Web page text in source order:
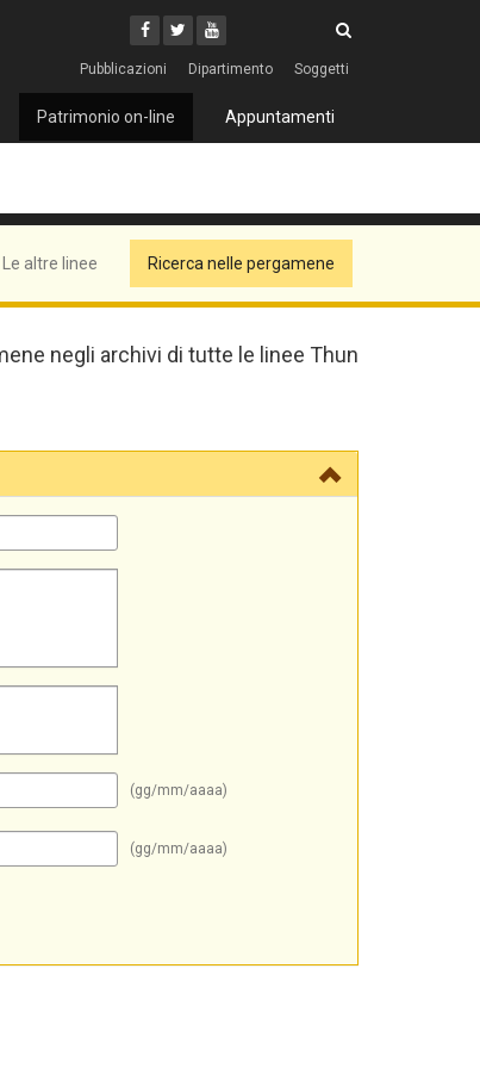
Facebook
Twitter
Youtube
Pubblicazioni Dipartimento Soggetti
Patrimonio on-line Appuntamenti
Le altre linee Ricerca nelle pergamene
negli archivi di tutte le linee Thun
(gg/mm/aaaa)
(gg/mm/aaaa)